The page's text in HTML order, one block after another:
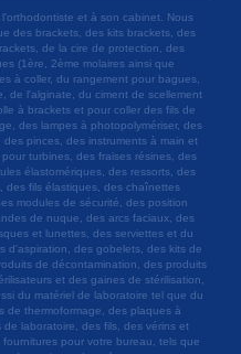
et à son cabinet. Nous
des brackets, des kits brackets, des
de la cire de protection, des
(1ère, 2ème molaires ainsi que
à coller, du rangement pour bagues,
de l'alginate, du ciment de scellement
à brackets et pour coller des fils de
des lampes à photopolymériser, des
pinces, des instruments à main et
turbines, des fraises résines, des
élastomériques, des ressorts, des
des fils élastiques, des chaînettes
modules de sécurité, des position
de nuque, des arcs faciaux, des
et lunettes, des serviettes et du
d'aspiration, des gobelets, des kits de
de décontamination, des produits
et des gaines de stérilisation,
du matériel de laboratoire tel que du
de thermoformage, des plaques à
laboratoire, des fils, des vérins et
pour votre bureau, tels que